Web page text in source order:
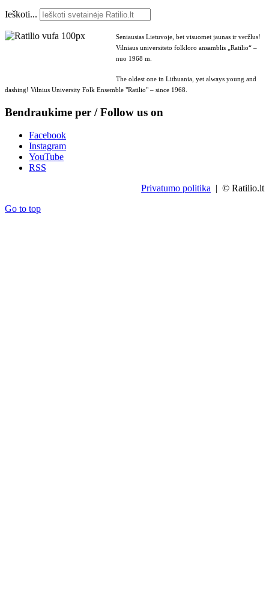
Ieškoti...
Seniausias Lietuvoje, bet visuomet jaunas ir veržlus!
Vilniaus universiteto folkloro ansamblis „Ratilio“ –
nuo 1968 m.
The oldest one in Lithuania, yet always young and
dashing! Vilnius University Folk Ensemble "Ratilio" – since 1968.
Bendraukime per / Follow us on
Facebook
Instagram
YouTube
RSS
Privatumo politika | © Ratilio.lt
Go to top